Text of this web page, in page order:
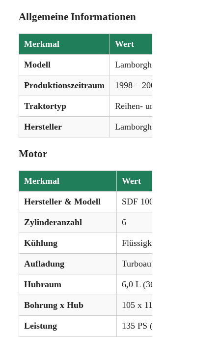
Allgemeine Informationen
Merkmal Wert
Modell Lamborghini Champion 135
Produktionszeitraum 1998 – 2004
Traktortyp Reihen- und
Hersteller Lamborghini (SAME-
Motor
Merkmal Wert
Hersteller & Modell SDF 1000.6 WT 3V Diesel
Zylinderanzahl 6
Kühlung Flüssigkeitsgekühlt
Aufladung Turboaufladung
Hubraum 6,0 L (366,1 in³)
Bohrung x Hub 105 x 115 mm (4,13 x
Leistung 135 PS (100,7 kW)